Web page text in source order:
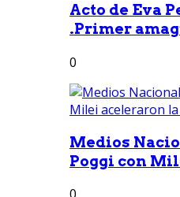
Acto de Eva
.Primer
0
Medios
Poggi con